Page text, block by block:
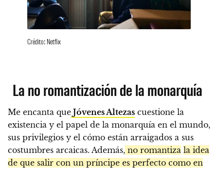
Crédito: Netflix
La no romantización de la monarquía
Me encanta que Jóvenes Altezas cuestione la
existencia y el papel de la monarquía en el mundo,
sus privilegios y el cómo están arraigados a sus
costumbres arcaicas. Además, no romantiza la idea
de que salir con un príncipe es perfecto como en